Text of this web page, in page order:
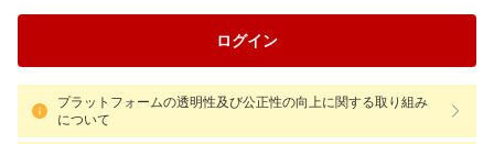
ログイン
プラットフォームの透明性及び公正性の向上に関する取り組み
について